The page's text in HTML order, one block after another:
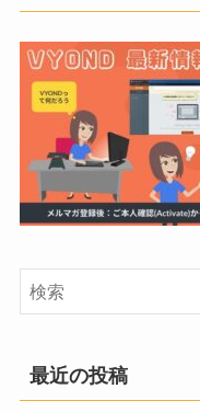
最近の投稿